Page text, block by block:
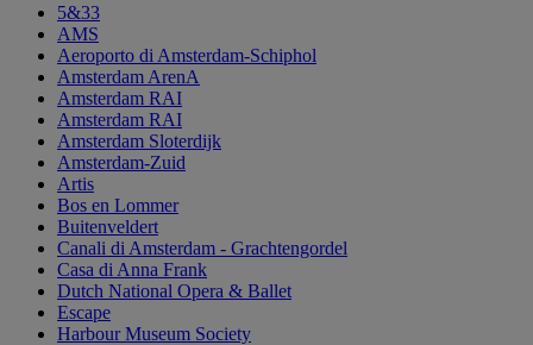
5&33
AMS
Aeroporto di Amsterdam-Schiphol
Amsterdam ArenA
Amsterdam RAI
Amsterdam RAI
Amsterdam Sloterdijk
Amsterdam-Zuid
Artis
Bos en Lommer
Buitenveldert
Canali di Amsterdam - Grachtengordel
Casa di Anna Frank
Dutch National Opera & Ballet
Escape
Harbour Museum Society